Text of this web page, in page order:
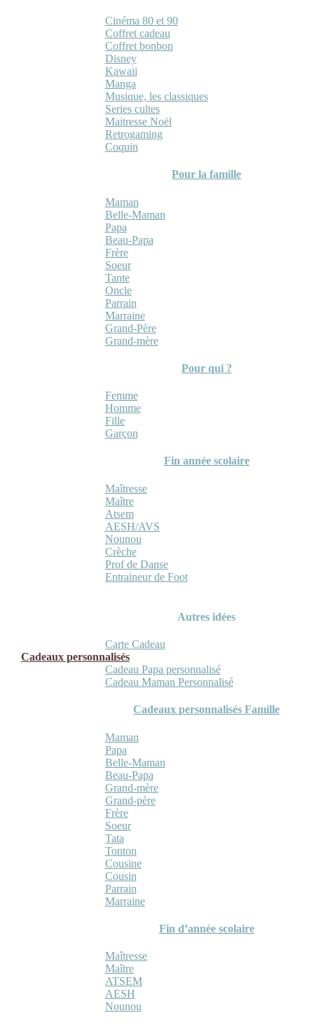
Cinéma 80 et 90
Coffret cadeau
Coffret bonbon
Disney
Kawaii
Manga
Musique, les classiques
Series cultes
Maitresse Noël
Retrogaming
Coquin
Pour la famille
Maman
Belle-Maman
Papa
Beau-Papa
Frère
Soeur
Tante
Oncle
Parrain
Marraine
Grand-Père
Grand-mère
Pour qui ?
Femme
Homme
Fille
Garçon
Fin année scolaire
Maîtresse
Maître
Atsem
AESH/AVS
Nounou
Crèche
Prof de Danse
Entraineur de Foot
Autres idées
Carte Cadeau
Cadeaux personnalisés
Cadeau Papa personnalisé
Cadeau Maman Personnalisé
Cadeaux personnalisés Famille
Maman
Papa
Belle-Maman
Beau-Papa
Grand-mère
Grand-père
Frère
Soeur
Tata
Tonton
Cousine
Cousin
Parrain
Marraine
Fin d’année scolaire
Maîtresse
Maître
ATSEM
AESH
Nounou